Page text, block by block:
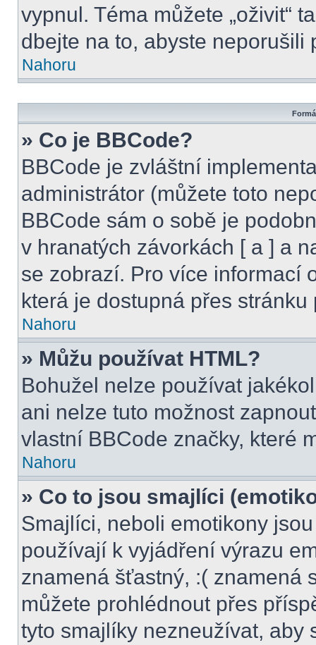
vypnul. Téma můžete „oživit“
dbejte na to, abyste neporušili
Nahoru
» Co je BBCode?
BBCode je zvláštní
administrátor (můžete toto
BBCode sám o sobě je
v hranatých závorkách [ a ] a
se zobrazí. Pro více informací
která je dostupná přes stránku
Nahoru
» Můžu používat HTML?
Bohužel nelze používat
ani nelze tuto možnost
vlastní BBCode značky, které
Nahoru
» Co to jsou smajlíci
Smajlíci, neboli emotikony
používají k vyjádření výrazu
znamená šťastný, :( znamená
můžete prohlédnout přes
tyto smajlíky nezneužívat, aby